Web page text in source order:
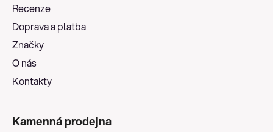
Recenze
Doprava a platba
Značky
O nás
Kontakty
Kamenná prodejna